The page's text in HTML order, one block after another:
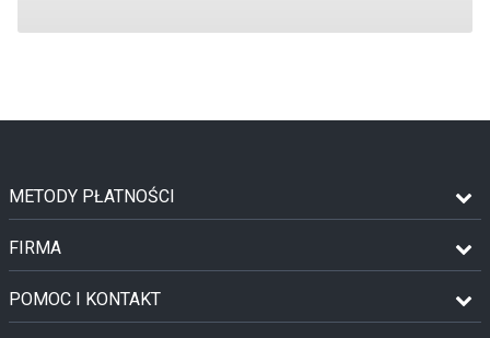
METODY PŁATNOŚCI
FIRMA
POMOC I KONTAKT